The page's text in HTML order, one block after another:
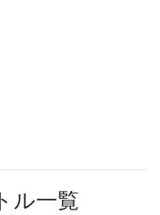
ル一覧